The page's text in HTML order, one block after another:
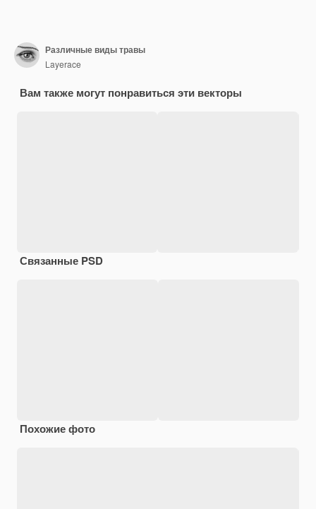
Различные виды травы
Layerace
Вам также могут понравиться эти векторы
Связанные PSD
Похожие фото